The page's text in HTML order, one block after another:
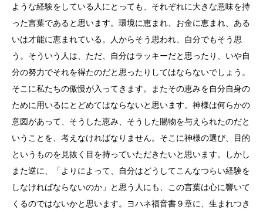
ような経験をしている人にとっても、それぞれに大きな意味を持
った言葉であると思います。環境に恵まれ、お金に恵まれ、ある
いは才能に恵まれている。人からそう思われ、自分でもそう思
う。そういう人は、ただ、自分はラッキーだと思ったり、いや自
分の努力でそれを得たのだと思ったりしてはならないでしょう。
そこに私たちの傲慢が入ってきます。またその恵みを自分自身の
ために用いるにとどめてはならないと思います。神様は何らかの
意図があって、そうした恵み、そうした賜物を与えられたのだと
いうことを、考えなければなりません。そこに神様の選び、目的
というものを見抜く目を持っていただきたいと思います。しかし
また逆に、「よりによって、自分はどうしてこんなつらい経験を
しなければならないのか」と思う人にも、この言葉は心に響いて
くるのではないかと思います。ヨハネ福音書９章に、生まれつき